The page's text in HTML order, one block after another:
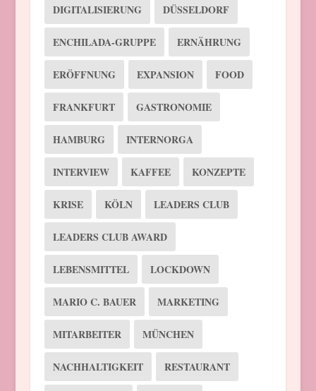
DIGITALISIERUNG DÜSSELDORF
ENCHILADA-GRUPPE ERNÄHRUNG
ERÖFFNUNG EXPANSION FOOD
FRANKFURT GASTRONOMIE
HAMBURG INTERNORGA
INTERVIEW KAFFEE KONZEPTE
KRISE KÖLN LEADERS CLUB
LEADERS CLUB AWARD
LEBENSMITTEL LOCKDOWN
MARIO C. BAUER MARKETING
MITARBEITER MÜNCHEN
NACHHALTIGKEIT RESTAURANT